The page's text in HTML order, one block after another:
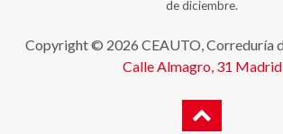
Calle Almagro, 31Madrid